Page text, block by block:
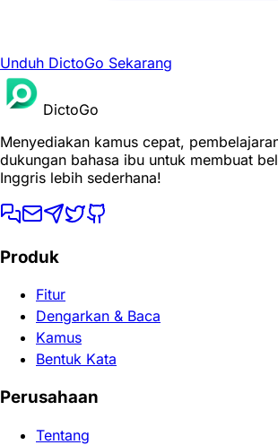
Unduh DictoGo Sekarang
DictoGo
Menyediakan kamus cepat,
dukungan bahasa ibu untuk membuat
Inggris lebih sederhana!
Produk
Fitur
Dengarkan & Baca
Kamus
Bentuk Kata
Perusahaan
Tentang